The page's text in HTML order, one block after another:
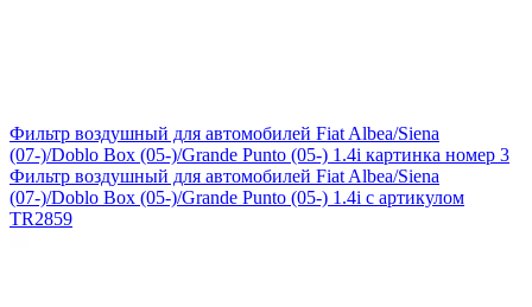
Фильтр воздушный для автомобилей Fiat Albea/Siena
(07-)/Doblo Box (05-)/Grande Punto (05-) 1.4i картинка номер 3
Фильтр воздушный для автомобилей Fiat Albea/Siena
(07-)/Doblo Box (05-)/Grande Punto (05-) 1.4i с артикулом
TR2859